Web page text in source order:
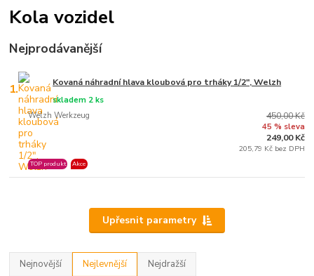
Kola vozidel
Nejprodávanější
1. Kovaná náhradní hlava kloubová pro trháky 1/2", Welzh
Welzh Werkzeug
skladem 2 ks
TOP produkt Akce
450,00 Kč
45 % sleva
249,00 Kč
205,79 Kč bez DPH
Upřesnit parametry
Nejnovější Nejlevnější Nejdražší